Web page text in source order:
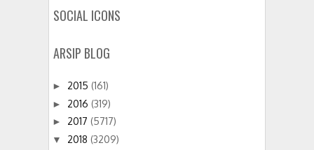
SOCIAL ICONS
ARSIP BLOG
► 2015 (161)
► 2016 (319)
► 2017 (5717)
▼ 2018 (3209)